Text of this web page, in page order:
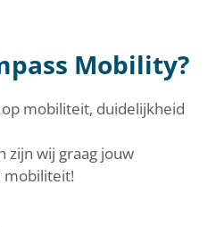
Mobility?
mobiliteit, duidelijkheid
zijn wij graag jouw
mobiliteit!